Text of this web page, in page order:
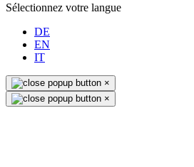
Sélectionnez votre langue
DE
EN
IT
×
×